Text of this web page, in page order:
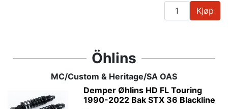
Kjøp
Öhlins
MC/Custom & Heritage/SA OAS
Demper Øhlins HD FL Touring
1990-2022 Bak STX 36 Blackline